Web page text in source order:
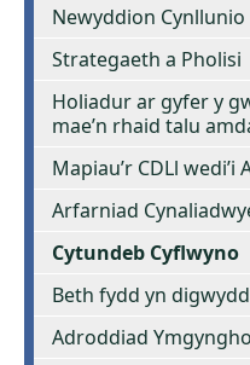
Newyddion
Strategaeth a Pholisi
Holiadur ar gyfer y
mae’n rhaid talu
Mapiau’r CDLl wedi’i
Arfarniad
Cytundeb Cyflwyno
Beth fydd yn
Adroddiad